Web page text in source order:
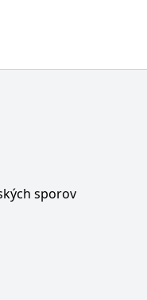
sporov